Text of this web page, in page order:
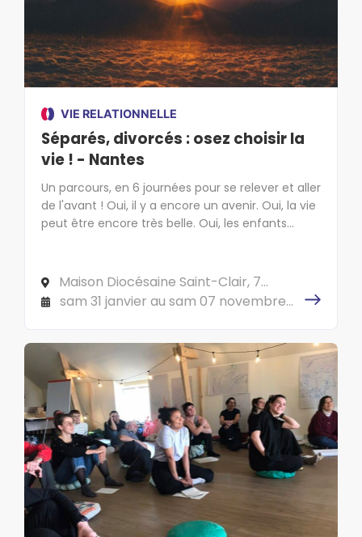
VIE RELATIONNELLE
Séparés, divorcés : osez choisir la
vie ! - Nantes
Un parcours, en 6 journées pour se relever et aller
de l'avant ! Oui, il y a encore un avenir. Oui, la vie
peut être encore très belle. Oui, les enfants
désire tous vivants !
Maison Diocésaine Saint-Clair, 7
Chemin de la Censive du Tertre, 44300
NANTES
sam 31 janvier au sam 07 novembre